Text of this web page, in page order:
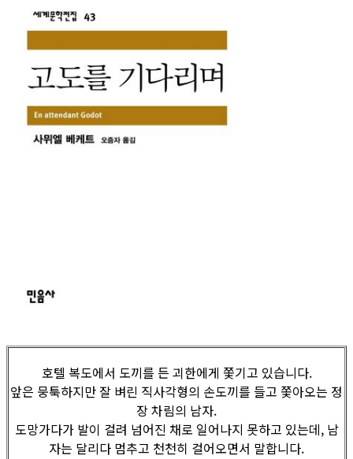
호텔 복도에서 도끼를 든 괴한에게 쫓기고 있습니다.
앞은 뭉툭하지만 잘 벼린 직사각형의 손도끼를 들고 쫓아오는 정
장 차림의 남자.
도망가다가 발이 걸려 넘어진 채로 일어나지 못하고 있는데, 남
자는 달리다 멈추고 천천히 걸어오면서 말합니다.